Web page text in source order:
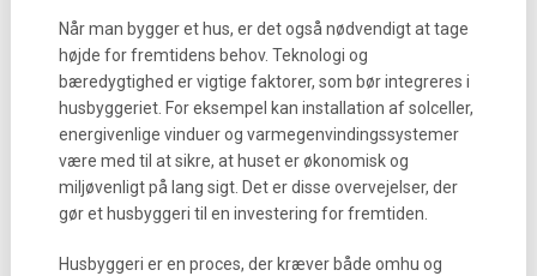
Når man bygger et hus, er det også nødvendigt at tage
højde for fremtidens behov. Teknologi og
bæredygtighed er vigtige faktorer, som bør integreres i
husbyggeriet. For eksempel kan installation af solceller,
energivenlige vinduer og varmegenvindingssystemer
være med til at sikre, at huset er økonomisk og
miljøvenligt på lang sigt. Det er disse overvejelser, der
gør et husbyggeri til en investering for fremtiden.
Husbyggeri er en proces, der kræver både omhu og